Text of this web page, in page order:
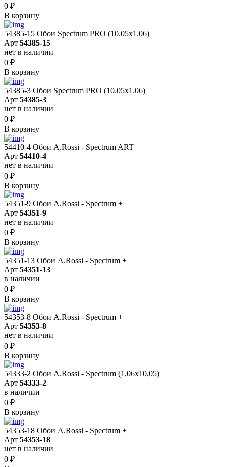
0 ₽
В корзину
54385-15 Обои Spectrum PRO (10.05х1.06)
Арт 54385-15
нет в наличии
0 ₽
В корзину
54385-3 Обои Spectrum PRO (10.05х1.06)
Арт 54385-3
нет в наличии
0 ₽
В корзину
54410-4 Обои A.Rossi - Spectrum ART
Арт 54410-4
нет в наличии
0 ₽
В корзину
54351-9 Обои A.Rossi - Spectrum +
Арт 54351-9
нет в наличии
0 ₽
В корзину
54351-13 Обои A.Rossi - Spectrum +
Арт 54351-13
в наличии
0 ₽
В корзину
54353-8 Обои A.Rossi - Spectrum +
Арт 54353-8
нет в наличии
0 ₽
В корзину
54333-2 Обои A.Rossi - Spectrum (1,06x10,05)
Арт 54333-2
в наличии
0 ₽
В корзину
54353-18 Обои A.Rossi - Spectrum +
Арт 54353-18
нет в наличии
0 ₽